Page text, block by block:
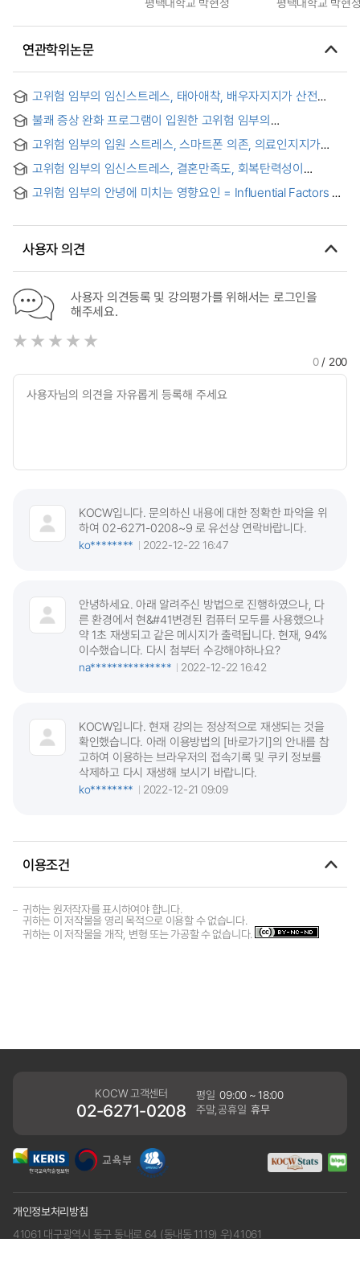
연관학위논문
고위험 임부의 임신스트레스, 태아애착, 배우자지지가 산전
stress, maternal-fetal attachment, spouse support on
prenatal health management behavior in high-risk
pregnant women
불쾌 증상 완화 프로그램이 입원한 고위험 임부의
= Effect of Unpleasant Symptoms Relief Program on
Preterm labor Stress, Anxiety, Physical and Situatinal
Discomfort among Hospitalized High-Risk Pregnant
Women
고위험 임부의 입원 스트레스, 스마트폰 의존, 의료인지지가
고위험 임부의 임신스트레스, 결혼만족도, 회복탄력성이
Marital Satisfaction, and Resilience on Prenatal Depression
고위험 임부의 안녕에 미치는 영향요인 = Influential Factors on
사용자 의견
사용자 의견등록 및 강의평가를 위해서는 로그인을
해주세요.
0/ 200
KOCW입니다. 문의하신 내용에 대한 정확한 파악을 위
하여 02-6271-0208~9 로 유선상 연락바랍니다.
ko********
2022-12-22 16:47
안녕하세요. 아래 알려주신 방법으로 진행하였으나, 다
른 환경에서 현&#41변경된 컴퓨터 모두를 사용했으나
약 1초 재생되고 같은 메시지가 출력됩니다. 현재, 94%
이수했습니다. 다시 첨부터 수강해야하나요?
na***************
2022-12-22 16:42
KOCW입니다. 현재 강의는 정상적으로 재생되는 것을
확인했습니다. 아래 이용방법의 [바로가기]의 안내를 참
고하여 이용하는 브라우저의 접속기록 및 쿠키 정보를
삭제하고 다시 재생해 보시기 바랍니다.
ko********
2022-12-21 09:09
이용조건
귀하는 원저작자를 표시하여야 합니다.
귀하는 이 저작물을 영리 목적으로 이용할 수 없습니다.
귀하는 이 저작물을 개작, 변형 또는 가공할 수 없습니다.
KOCW 고객센터
02-6271-0208
평일 09:00 ~ 18:00
주말,공휴일 휴무
개인정보처리방침
41061 대구광역시 동구 동내로 64 (동내동 1119) 우)41061